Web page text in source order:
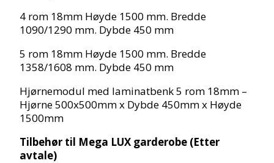
4 rom 18mm Høyde 1500 mm. Bredde
1090/1290 mm. Dybde 450 mm
5 rom 18mm Høyde 1500 mm. Bredde
1358/1608 mm. Dybde 450 mm
Hjørnemodul med laminatbenk 5 rom 18mm –
Hjørne 500x500mm x Dybde 450mm x Høyde
1500mm
Tilbehør til Mega LUX garderobe (Etter
avtale)